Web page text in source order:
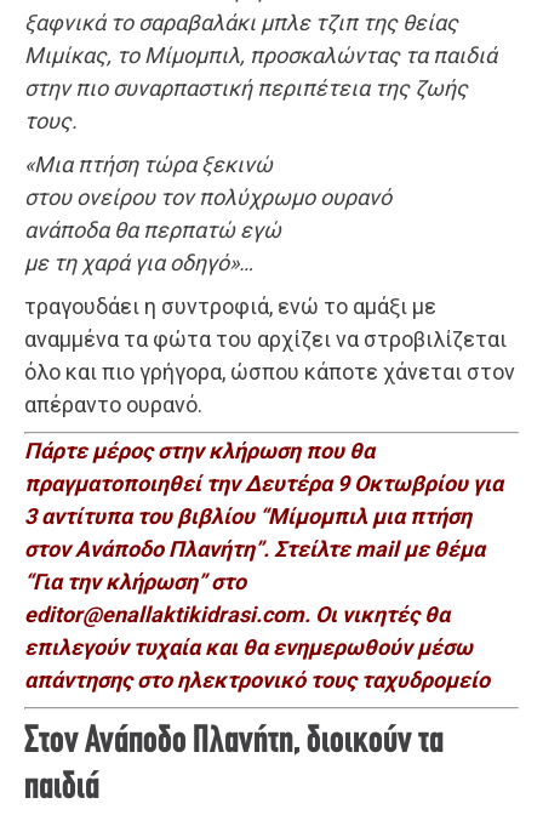
ξαφνικά το σαραβαλάκι μπλε τζιπ της θείας
Μιμίκας, το Μίμομπιλ, προσκαλώντας τα παιδιά
στην πιο συναρπαστική περιπέτεια της ζωής
τους.
«Μια πτήση τώρα ξεκινώ
στου ονείρου τον πολύχρωμο ουρανό
ανάποδα θα περπατώ εγώ
με τη χαρά για οδηγό»…
τραγουδάει η συντροφιά, ενώ το αμάξι με
αναμμένα τα φώτα του αρχίζει να στροβιλίζεται
όλο και πιο γρήγορα, ώσπου κάποτε χάνεται στον
απέραντο ουρανό.
Πάρτε μέρος στην κλήρωση που θα
πραγματοποιηθεί την Δευτέρα 9 Οκτωβρίου για
3 αντίτυπα του βιβλίου “Μίμομπιλ μια πτήση
στον Ανάποδο Πλανήτη”. Στείλτε mail με θέμα
“Για την κλήρωση” στο
editor@enallaktikidrasi.com. Οι νικητές θα
επιλεγούν τυχαία και θα ενημερωθούν μέσω
απάντησης στο ηλεκτρονικό τους ταχυδρομείο
Στον Ανάποδο Πλανήτη, διοικούν τα
παιδιά